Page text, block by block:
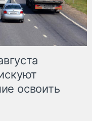
освоить